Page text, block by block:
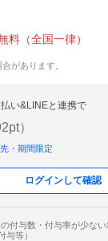
料 （全国一律）
があります。
い&LINEと連携で
pt）
・期間限定
ログインして確認
付与数・付与率が少な
与等）